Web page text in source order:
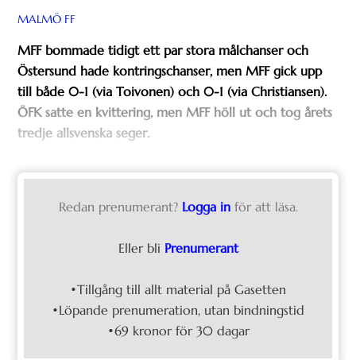
MALMÖ FF
MFF bommade tidigt ett par stora målchanser och
Östersund hade kontringschanser, men MFF gick upp
till både 0-1 (via Toivonen) och 0-1 (via Christiansen).
ÖFK satte en kvittering, men MFF höll ut och tog årets
tredje allsvenska seger.
Redan prenumerant? Logga in för att läsa.
Eller bli Prenumerant
•Tillgång till allt material på Gasetten
•Löpande prenumeration, utan bindningstid
•69 kronor för 30 dagar